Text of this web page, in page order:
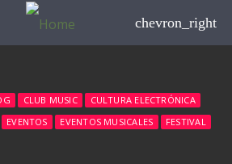
chevron_right
CLUB MUSIC
CULTURA ELECTRÓNICA
EVENTOS EVENTOS MUSICALES
FESTIVAL